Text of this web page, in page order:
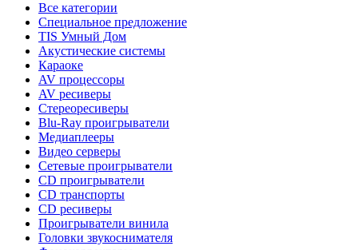
Все категории
Специальное предложение
TIS Умный Дом
Акустические системы
Караоке
AV процессоры
AV ресиверы
Стереоресиверы
Blu-Ray проигрыватели
Медиаплееры
Видео серверы
Сетевые проигрыватели
CD проигрыватели
CD транспорты
CD ресиверы
Проигрыватели винила
Головки звукоснимателя